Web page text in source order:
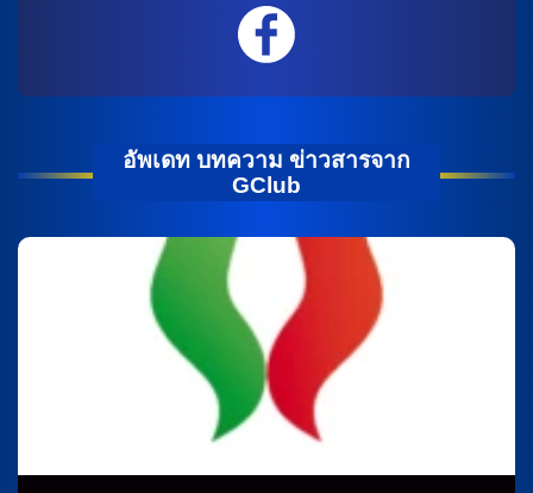
อัพเดท บทความ ข่าวสารจาก
GClub